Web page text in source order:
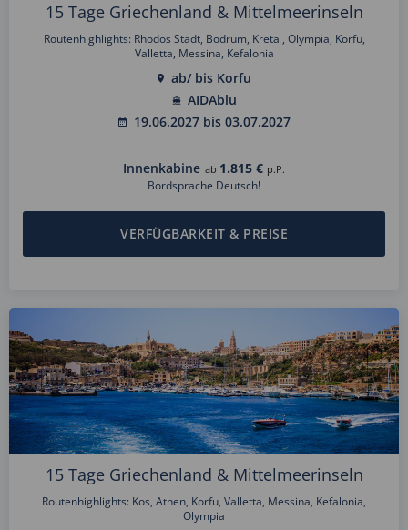
15 Tage Griechenland & Mittelmeerinseln
Routenhighlights: Rhodos Stadt, Bodrum, Kreta , Olympia, Korfu,
Valletta, Messina, Kefalonia
ab/ bis Korfu
AIDAblu
19.06.2027 bis 03.07.2027
Innenkabine ab 1.815 € p.P.
Bordsprache Deutsch!
VERFÜGBARKEIT & PREISE
15 Tage Griechenland & Mittelmeerinseln
Routenhighlights: Kos, Athen, Korfu, Valletta, Messina, Kefalonia,
Olympia